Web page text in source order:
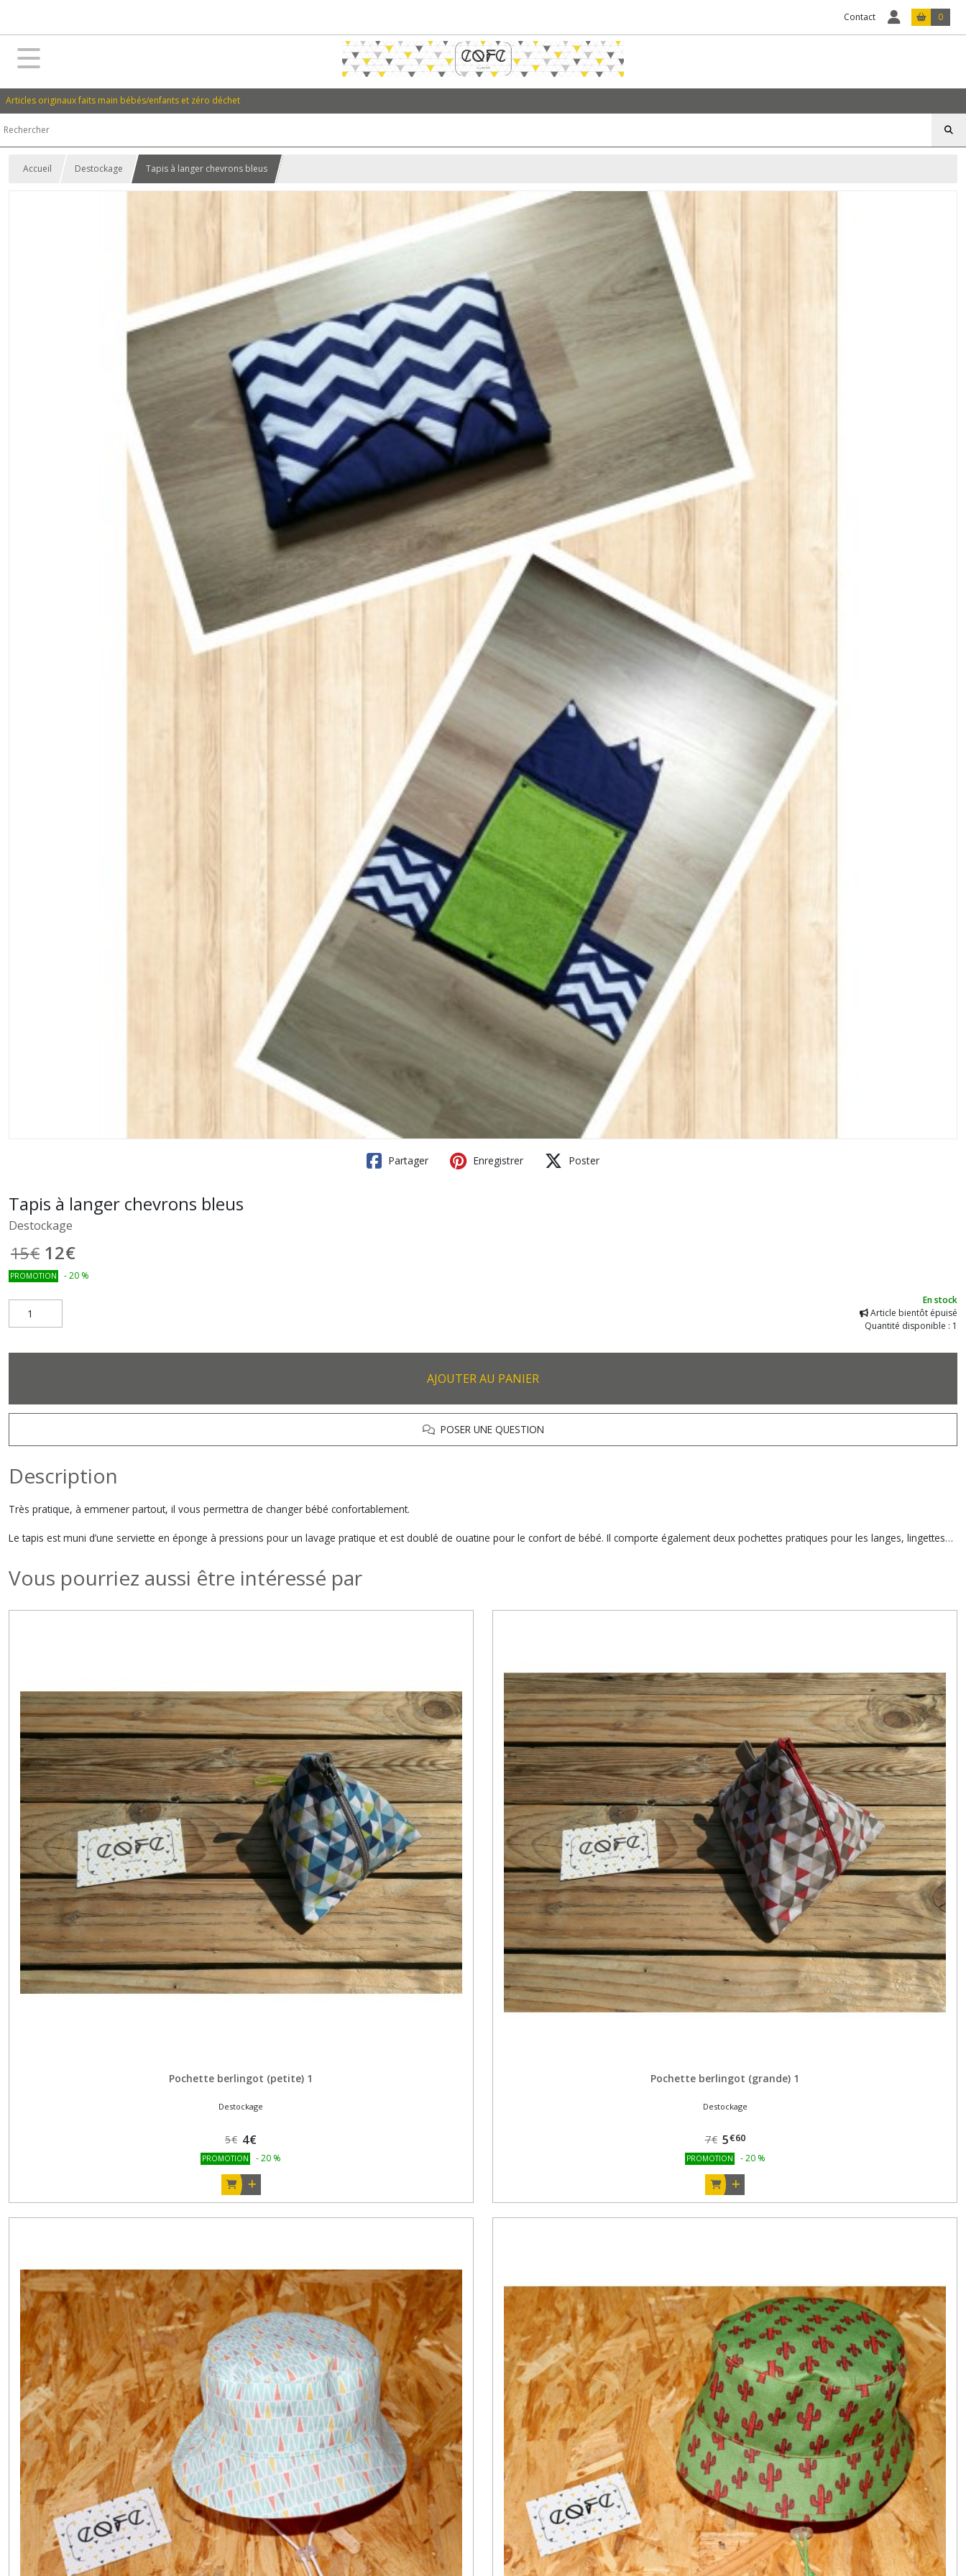
Contact 0
Articles originaux faits main bébés/enfants et zéro déchet
Accueil Destockage Tapis à langer chevrons bleus
Partager Enregistrer Poster
Tapis à langer chevrons bleus
Destockage
15€ 12€
PROMOTION -20 %
En stock
Article bientôt épuisé
Quantité disponible : 1
AJOUTER AU PANIER
POSER UNE QUESTION
Description
Très pratique, à emmener partout, il vous permettra de changer bébé confortablement.
Le tapis est muni d’une serviette en éponge à pressions pour un lavage pratique et est doublé de ouatine pour le confort de bébé. Il comporte également deux pochettes pratiques pour les langes, lingettes…
Vous pourriez aussi être intéressé par
Pochette berlingot (petite) 1
Destockage
5€ 4€
PROMOTION -20 %
Pochette berlingot (grande) 1
Destockage
7€ 5€60
PROMOTION - 20 %